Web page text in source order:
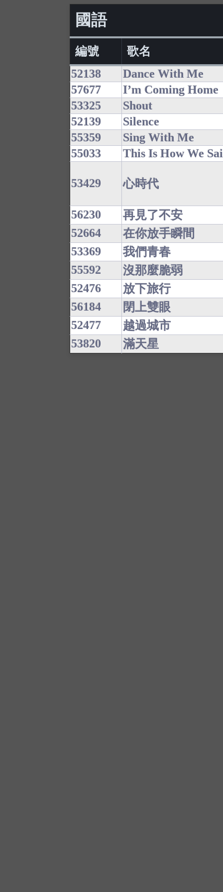
國語
編號
歌名
52138
Dance With Me
57677
I’m Coming Home
53325
Shout
52139
Silence
55359
Sing With Me
55033
This Is How We
53429 心時代
56230
再見了不安
52664
在你放手瞬間
53369
我們青春
55592
沒那麼脆弱
52476
放下旅行
56184
閉上雙眼
52477
越過城市
53820
滿天星